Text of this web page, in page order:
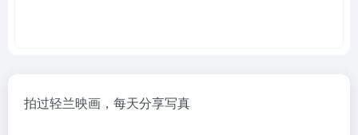
拍过轻兰映画，每天分享写真